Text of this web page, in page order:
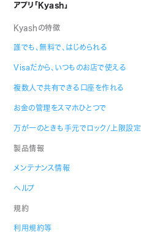
アプリ「Kyash」
Kyashの特徴
誰でも、無料で、はじめられる
Visaだから、いつものお店で使える
複数人で共有できる口座を作れる
お金の管理をスマホひとつで
万が一のときも手元でロック/上限設定
製品情報
メンテナンス情報
ヘルプ
規約
利用規約等